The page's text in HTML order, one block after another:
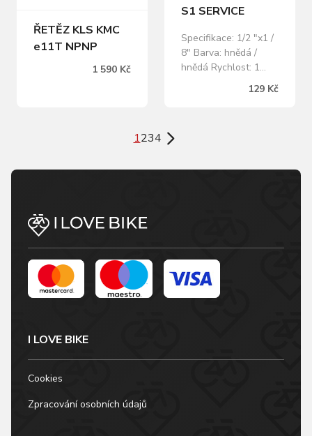
ŘETĚZ KLS KMC
e11T NPNP
1 590 Kč
S1 SERVICE
Specifikace: 1/2 "x1 /
8" Barva: hnědá /
hnědá Rychlost: 1
Články: 114 Včetně
129 Kč
1234
I LOVE BIKE
Cookies
Zpracování osobních údajů